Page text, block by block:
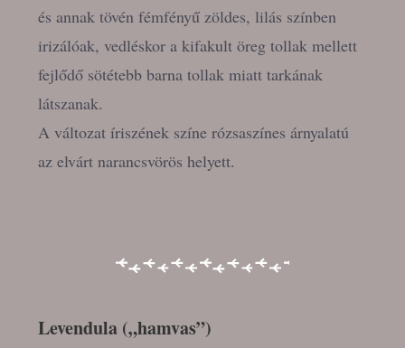
és annak tövén fémfényű zöldes, lilás színben
irizálóak, vedléskor a kifakult öreg tollak mellett
fejlődő sötétebb barna tollak miatt tarkának
látszanak.
A változat íriszének színe rózsaszínes árnyalatú
az elvárt narancsvörös helyett.
Levendula („hamvas”)